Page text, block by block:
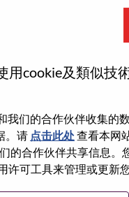
用cookie及類似技
我们的合作伙伴收集的
。请 点击此处查看本网
的合作伙伴共享信息。
许可工具来管理或更新
with your
一个链接以重置
继续